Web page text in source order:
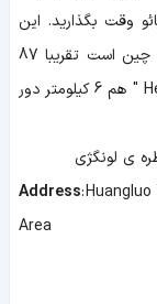
وقت بگذارید. این
شهر از گویلین "Guilin" که یکی از شهرهای جنوبی چین است تقریبا 87
کیلومتر فاصله دارد و از شهر هپینگ "Heping Town " هم 6 کیلومتر دور
ی لونگژی
Address:
Area